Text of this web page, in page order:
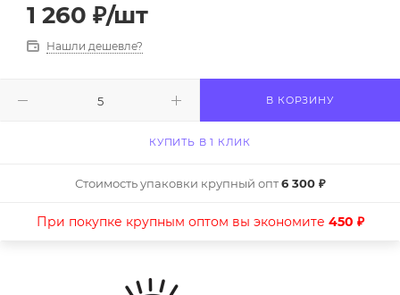
1 260 ₽/шт
Нашли дешевле?
В КОРЗИНУ
КУПИТЬ В 1 КЛИК
Стоимость упаковки крупный опт6 300 ₽
При покупке крупным оптом вы экономите 450 ₽